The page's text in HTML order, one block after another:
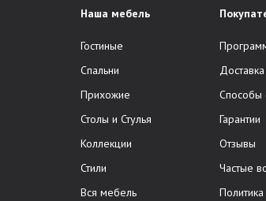
Наша мебель
Гостиные
Спальни
Прихожие
Столы и Стулья
Коллекции
Стили
Вся мебель
Способы
Гарантии
Отзывы
Частые
Политика